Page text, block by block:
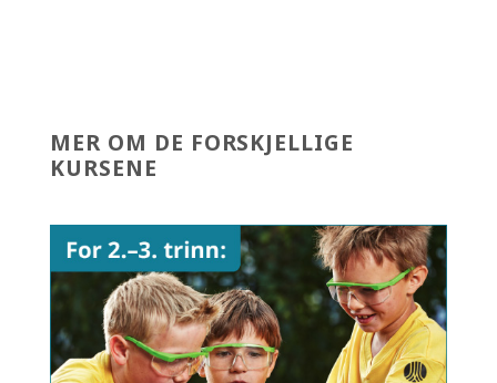
MER OM DE FORSKJELLIGE
KURSENE